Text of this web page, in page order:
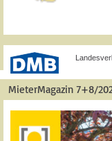
MieterMagazin 7+8/